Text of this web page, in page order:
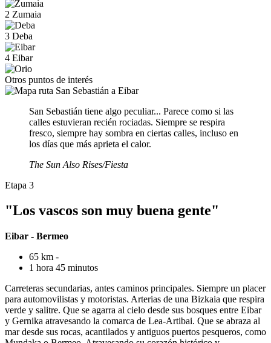
2 Zumaia
3 Deba
4 Eibar
Otros puntos de interés
San Sebastián tiene algo peculiar... Parece como si las
calles estuvieran recién rociadas. Siempre se respira
fresco, siempre hay sombra en ciertas calles, incluso en
los días que más aprieta el calor.
The Sun Also Rises/Fiesta
Etapa 3
"Los vascos son muy buena gente"
Eibar - Bermeo
65 km -
1 hora 45 minutos
Carreteras secundarias, antes caminos principales. Siempre un placer
para automovilistas y motoristas. Arterias de una Bizkaia que respira
verde y salitre. Que se agarra al cielo desde sus bosques entre Eibar
y Gernika atravesando la comarca de Lea-Artibai. Que se abraza al
mar desde sus rocas, acantilados y antiguos puertos pesqueros, como